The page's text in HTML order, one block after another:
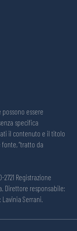
essere
specifica
il contenuto e il titolo
“tratto da
2721 Registrazione
Direttore responsabile:
Lavinia Serrani.